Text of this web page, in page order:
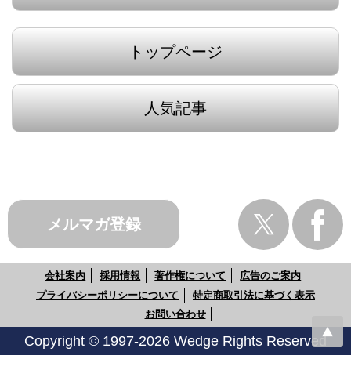
トップページ
人気記事
メルマガ登録
会社案内 採用情報 著作権について
広告のご案内
プライバシーポリシーについて
特定商取引法に基づく表示
お問い合わせ
Copyright © 1997-2026 Wedge Rights Reserved